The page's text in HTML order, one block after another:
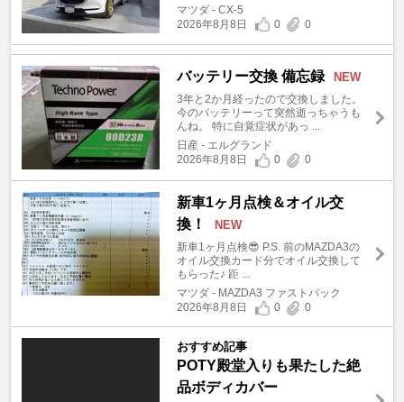
マツダ - CX-5
2026年8月8日
0 0
バッテリー交換 備忘録 NEW
3年と2か月経ったので交換しました。
今のバッテリーって突然逝っちゃうも
んね。 特に自覚症状があっ ...
日産 - エルグランド
2026年8月8日
0 0
新車1ヶ月点検＆オイル交
換！
NEW
新車1ヶ月点検😎 P.S. 前のMAZDA3の
オイル交換カード分でオイル交換して
もらった♪ 距 ...
マツダ - MAZDA3 ファストバック
2026年8月8日
0 0
おすすめ記事
POTY殿堂入りも果たした絶
品ボディカバー